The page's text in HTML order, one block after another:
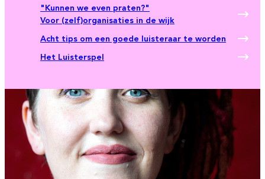
"Kunnen we even praten?"
Voor (zelf)organisaties in de wijk
Acht tips om een goede luisteraar te worden
Het Luisterspel